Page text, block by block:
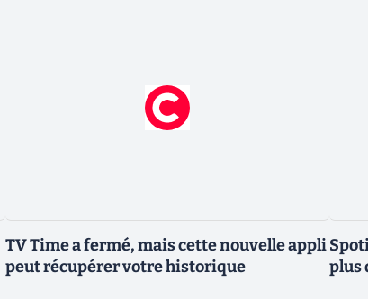
TV Time a fermé, mais cette nouvelle appli
peut récupérer votre historique
plus